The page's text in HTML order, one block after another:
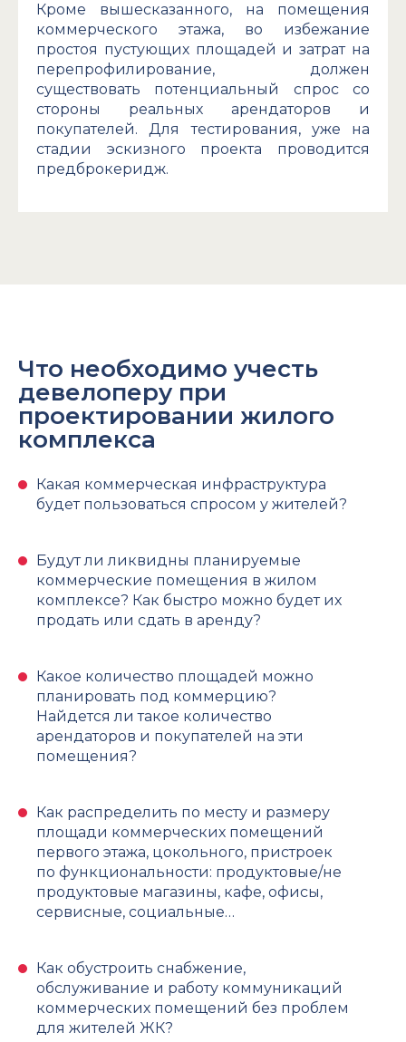
Кроме вышесказанного, на помещения
коммерческого этажа, во избежание
простоя пустующих площадей и затрат на
перепрофилирование, должен
существовать потенциальный спрос со
стороны реальных арендаторов и
покупателей. Для тестирования, уже на
стадии эскизного проекта проводится
предброкеридж.
Что необходимо учесть
девелоперу при
проектировании жилого
комплекса
Какая коммерческая инфраструктура
будет пользоваться спросом у жителей?
Будут ли ликвидны планируемые
коммерческие помещения в жилом
комплексе? Как быстро можно будет их
продать или сдать в аренду?
Какое количество площадей можно
планировать под коммерцию?
Найдется ли такое количество
арендаторов и покупателей на эти
помещения?
Как распределить по месту и размеру
площади коммерческих помещений
первого этажа, цокольного, пристроек
по функциональности: продуктовые/не
продуктовые магазины, кафе, офисы,
сервисные, социальные…
Как обустроить снабжение,
обслуживание и работу коммуникаций
коммерческих помещений без проблем
для жителей ЖК?